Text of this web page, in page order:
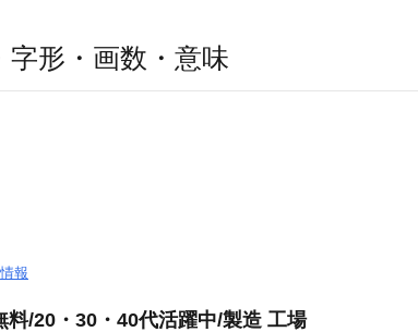
字形・画数・意味
情報
/20・30・40代活躍中/製造 工場